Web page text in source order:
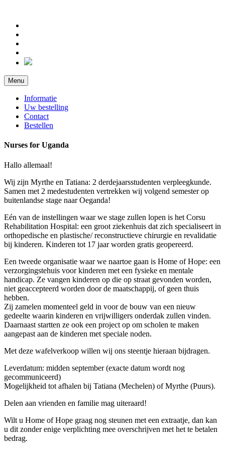
Menu
Informatie
Uw bestelling
Contact
Bestellen
Nurses for Uganda
Hallo allemaal!
Wij zijn Myrthe en Tatiana: 2 derdejaarsstudenten verpleegkunde.
Samen met 2 medestudenten vertrekken wij volgend semester op
buitenlandse stage naar Oeganda!
Eén van de instellingen waar we stage zullen lopen is het Corsu
Rehabilitation Hospital: een groot ziekenhuis dat zich specialiseert in
orthopedische en plastische/ reconstructieve chirurgie en revalidatie
bij kinderen. Kinderen tot 17 jaar worden gratis geopereerd.
Een tweede organisatie waar we naartoe gaan is Home of Hope: een
verzorgingstehuis voor kinderen met een fysieke en mentale
handicap. Ze vangen kinderen op die op straat gevonden worden,
niet geaccepteerd worden door de maatschappij, of geen thuis
hebben.
Zij zamelen momenteel geld in voor de bouw van een nieuw
gedeelte waarin kinderen en vrijwilligers onderdak zullen vinden.
Daarnaast startten ze ook een project op om scholen te maken
aangepast aan de kinderen met speciale noden.
Met deze wafelverkoop willen wij ons steentje hieraan bijdragen.
Leverdatum: midden september (exacte datum wordt nog
gecommuniceerd)
Mogelijkheid tot afhalen bij Tatiana (Mechelen) of Myrthe (Puurs).
Delen aan vrienden en familie mag uiteraard!
Wilt u Home of Hope graag nog steunen met een extraatje, dan kan
u dit zonder enige verplichting mee overschrijven met het te betalen
bedrag.